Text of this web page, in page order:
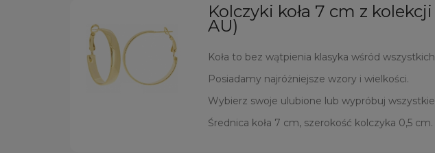
Kolczyki koła 7 cm z
AU)
Koła to bez wątpienia klasyka wśród
Posiadamy najróżniejsze wzory i wielkości.
Wybierz swoje ulubione lub wypróbuj
Średnica koła 7 cm, szerokość kolczyka 0,5 cm.